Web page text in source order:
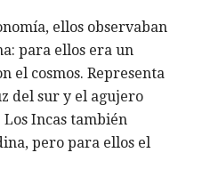
ellos observaban
para ellos era un
el cosmos. Representa
del sur y el agujero
Incas también
pero para ellos el